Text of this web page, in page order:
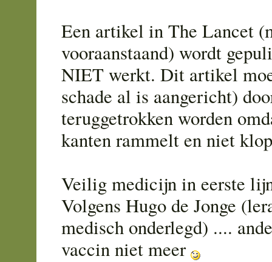
Een artikel in The Lancet
vooraanstaand) wordt
NIET werkt. Dit artikel
schade al is aangericht)
teruggetrokken worden
kanten rammelt en niet
Veilig medicijn in eerste
Volgens Hugo de Jonge
medisch onderlegd) ....
vaccin niet meer